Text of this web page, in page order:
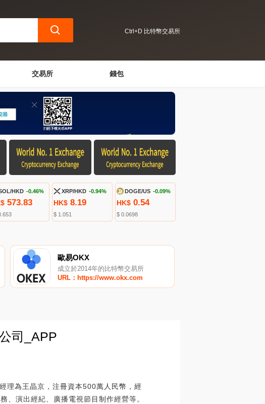
Ctrl+D 比特幣交易所
交易所 錢包
HKD -0.46%
573.83
XRP/HKD -0.94%
HK$ 8.19
$ 1.051
DOGE/US -0.09%
HK$ 0.54
$ 0.0698
歐易OKX
成立於2014年的比特幣交易所
URL：https://www.okx.com
司_APP
理為王晶京，注冊資本500萬人民幣，經
、演出經紀、廣播電視節目制作經營等。